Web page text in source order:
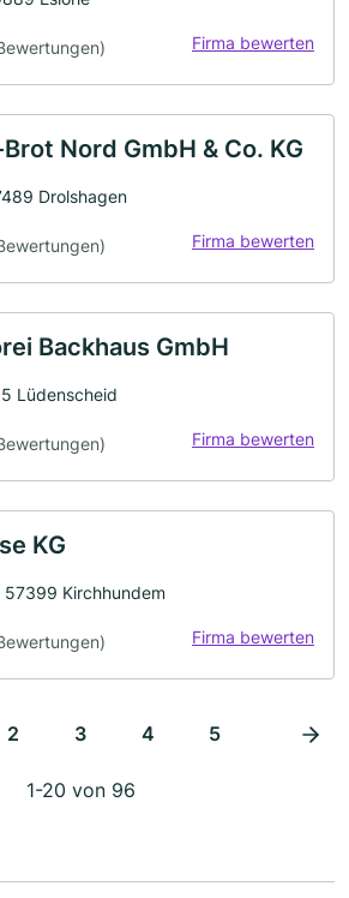
Firma bewerten
Nord GmbH & Co. KG
Drolshagen
Firma bewerten
Backhaus GmbH
Lüdenscheid
Firma bewerten
KG
57399 Kirchhundem
Firma bewerten
2 3 4 5
1-20 von 96